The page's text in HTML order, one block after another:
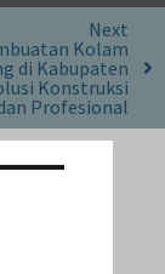
Next
Kolam
di Kabupaten
Konstruksi
Profesional